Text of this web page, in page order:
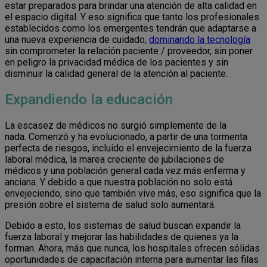
estar preparados para brindar una atención de alta calidad en
el espacio digital. Y eso significa que tanto los profesionales
establecidos como los emergentes tendrán que adaptarse a
una nueva experiencia de cuidado, dominando la tecnología
sin comprometer la relación paciente / proveedor, sin poner
en peligro la privacidad médica de los pacientes y sin
disminuir la calidad general de la atención al paciente.
Expandiendo la educación
La escasez de médicos no surgió simplemente de la
nada. Comenzó y ha evolucionado, a partir de una tormenta
perfecta de riesgos, incluido el envejecimiento de la fuerza
laboral médica, la marea creciente de jubilaciones de
médicos y una población general cada vez más enferma y
anciana. Y debido a que nuestra población no solo está
envejeciendo, sino que también vive más, eso significa que la
presión sobre el sistema de salud solo aumentará.
Debido a esto, los sistemas de salud buscan expandir la
fuerza laboral y mejorar las habilidades de quienes ya la
forman. Ahora, más que nunca, los hospitales ofrecen sólidas
oportunidades de capacitación interna para aumentar las filas